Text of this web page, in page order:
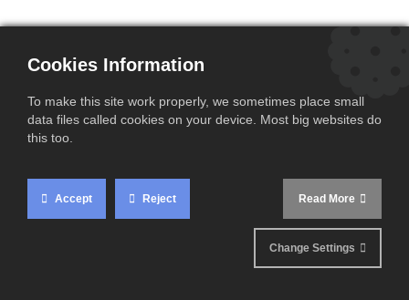
Que devez-vous savoir
?
Les autorités françaises ont récemment annoncé,
dans unedéclaration officielle
les importateurs
peuvent continuer à utiliser les valeurs par défaut
dans leurs déclarations MACF pour les troisième
Cookies Information
To make this site work properly, we sometimes place small
data files called cookies on your device. Most big websites do
this too.
Accept Reject Read More
Change Settings